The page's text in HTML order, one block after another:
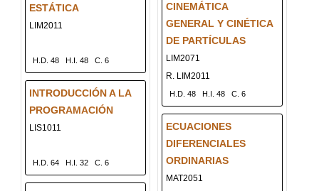
ESTÁTICA
LIM2011
H.D. 48 H.I. 48 C. 6
INTRODUCCIÓN A LA
PROGRAMACIÓN
LIS1011
H.D. 64 H.I. 32 C. 6
CINEMÁTICA
GENERAL Y CINÉTICA
DE PARTÍCULAS
LIM2071
R. LIM2011
H.D. 48 H.I. 48 C. 6
ECUACIONES
DIFERENCIALES
ORDINARIAS
MAT2051